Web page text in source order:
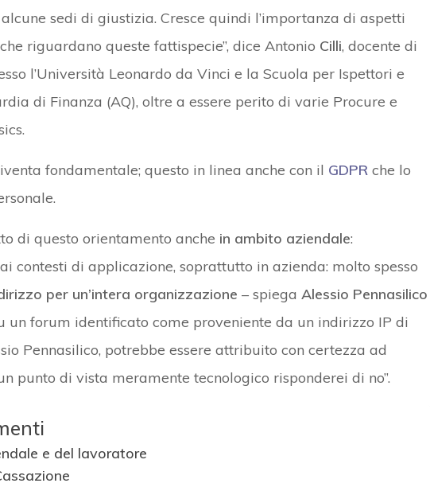
sedi di giustizia. Cresce quindi l’importanza di aspetti
riguardano queste fattispecie”, dice Antonio Cilli, docente di
l’Università Leonardo da Vinci e la Scuola per Ispettori e
di Finanza (AQ), oltre a essere perito di varie Procure e
fondamentale; questo in linea anche con il GDPRche lo
di questo orientamento anche in ambito aziendale:
contesti di applicazione, soprattutto in azienda: molto spesso
per un’intera organizzazione – spiega Alessio Pennasilico
un forum identificato come proveniente da un indirizzo IP di
Pennasilico, potrebbe essere attribuito con certezza ad
punto di vista meramente tecnologico risponderei di no”.
e del lavoratore